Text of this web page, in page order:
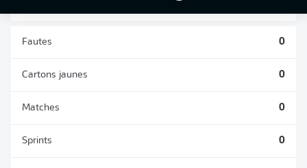
Fautes 0
Cartons jaunes 0
Matches 0
Sprints 0